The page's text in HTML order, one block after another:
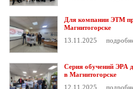
Для компании ЭТМ
Магнитогорске
13.11.2025
Серия обучений ЭРА
в Магнитогорске
12.11.2025